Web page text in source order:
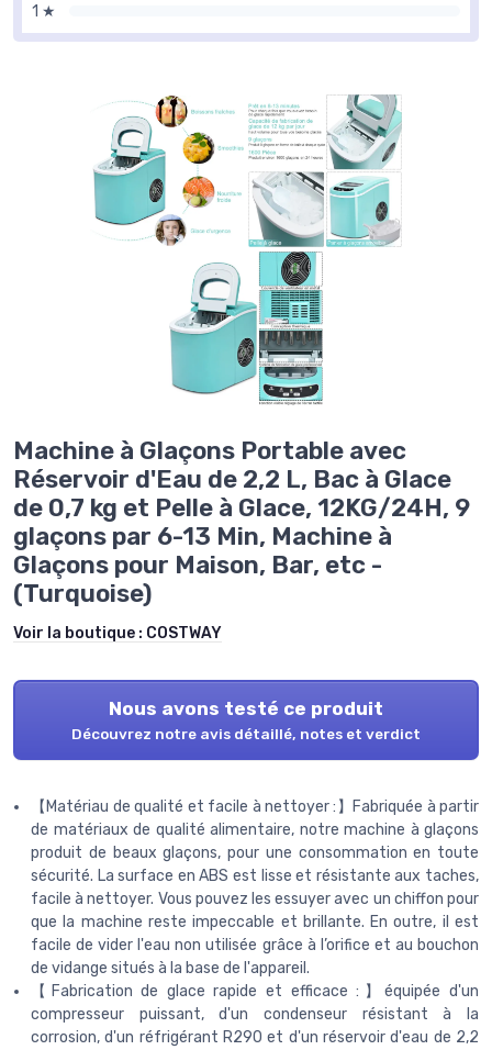
1 ★
Machine à Glaçons Portable avec
Réservoir d'Eau de 2,2 L, Bac à Glace
de 0,7 kg et Pelle à Glace, 12KG/24H, 9
glaçons par 6-13 Min, Machine à
Glaçons pour Maison, Bar, etc -
(Turquoise)
Voir la boutique : COSTWAY
Nous avons testé ce produit
Découvrez notre avis détaillé, notes et verdict
【Matériau de qualité et facile à nettoyer :】Fabriquée à partir
de matériaux de qualité alimentaire, notre machine à glaçons
produit de beaux glaçons, pour une consommation en toute
sécurité. La surface en ABS est lisse et résistante aux taches,
facile à nettoyer. Vous pouvez les essuyer avec un chiffon pour
que la machine reste impeccable et brillante. En outre, il est
facile de vider l'eau non utilisée grâce à l’orifice et au bouchon
de vidange situés à la base de l'appareil.
【Fabrication de glace rapide et efficace :】équipée d'un
compresseur puissant, d'un condenseur résistant à la
corrosion, d'un réfrigérant R290 et d'un réservoir d'eau de 2,2